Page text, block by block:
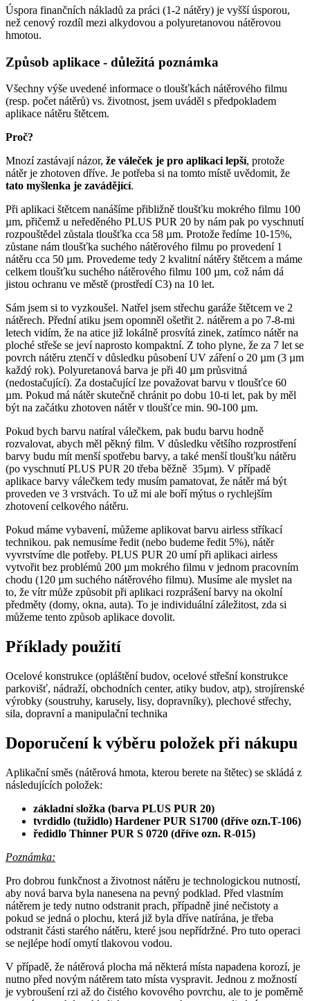
Úspora finančních nákladů za práci (1-2 nátěry) je vyšší úsporou,
než cenový rozdíl mezi alkydovou a polyuretanovou nátěrovou
hmotou.
Způsob aplikace - důležitá poznámka
Všechny výše uvedené informace o tloušťkách nátěrového filmu
(resp. počet nátěrů) vs. životnost, jsem uváděl s předpokladem
aplikace nátěru štětcem.
Proč?
Mnozí zastávají názor, že váleček je pro aplikaci lepší, protože
nátěr je zhotoven dříve. Je potřeba si na tomto místě uvědomit, že
tato myšlenka je zavádějící.
Při aplikaci štětcem nanášíme přibližně tloušťku mokrého filmu 100
µm, přičemž u neředěného PLUS PUR 20 by nám pak po vyschnutí
rozpouštědel zůstala tloušťka cca 58 µm. Protože ředíme 10-15%,
zůstane nám tloušťka suchého nátěrového filmu po provedení 1
nátěru cca 50 µm. Provedeme tedy 2 kvalitní nátěry štětcem a máme
celkem tloušťku suchého nátěrového filmu 100 µm, což nám dá
jistou ochranu ve městě (prostředí C3) na 10 let.
Sám jsem si to vyzkoušel. Natřel jsem střechu garáže štětcem ve 2
nátěrech. Přední atiku jsem opomněl ošetřit 2. nátěrem a po 7-8-mi
letech vidím, že na atice již lokálně prosvítá zinek, zatímco nátěr na
ploché střeše se jeví naprosto kompaktní. Z toho plyne, že za 7 let se
povrch nátěru ztenčí v důsledku působení UV záření o 20 µm (3 µm
každý rok). Polyuretanová barva je při 40 µm průsvitná
(nedostačující). Za dostačující lze považovat barvu v tloušťce 60
µm. Pokud má nátěr skutečně chránit po dobu 10-ti let, pak by měl
být na začátku zhotoven nátěr v tloušťce min. 90-100 µm.
Pokud bych barvu natíral válečkem, pak budu barvu hodně
rozvalovat, abych měl pěkný film. V důsledku většího rozprostření
barvy budu mít menší spotřebu barvy, a také menší tloušťku nátěru
(po vyschnutí PLUS PUR 20 třeba běžně 35µm). V případě
aplikace barvy válečkem tedy musím pamatovat, že nátěr má být
proveden ve 3 vrstvách. To už mi ale boří mýtus o rychlejším
zhotovení celkového nátěru.
Pokud máme vybavení, můžeme aplikovat barvu airless stříkací
technikou. pak nemusíme ředit (nebo budeme ředit 5%), nátěr
vyvrstvíme dle potřeby. PLUS PUR 20 umí při aplikaci airless
vytvořit bez problémů 200 µm mokrého filmu v jednom pracovním
chodu (120 µm suchého nátěrového filmu). Musíme ale myslet na
to, že vítr může způsobit při aplikaci rozprášení barvy na okolní
předměty (domy, okna, auta). To je individuální záležitost, zda si
můžeme tento způsob aplikace dovolit.
Příklady použití
Ocelové konstrukce (opláštění budov, ocelové střešní konstrukce
parkovišť, nádraží, obchodních center, atiky budov, atp), strojírenské
výrobky (soustruhy, karusely, lisy, dopravníky), plechové střechy,
sila, dopravní a manipulační technika
Doporučení k výběru položek při nákupu
Aplikační směs (nátěrová hmota, kterou berete na štětec) se skládá z
následujících položek:
základní složka (barva PLUS PUR 20)
tvrdidlo (tužidlo) Hardener PUR S1700 (dříve ozn.T-106)
ředidlo Thinner PUR S 0720 (dříve ozn. R-015)
Poznámka:
Pro dobrou funkčnost a životnost nátěru je technologickou nutností,
aby nová barva byla nanesena na pevný podklad. Před vlastním
nátěrem je tedy nutno odstranit prach, případně jiné nečistoty a
pokud se jedná o plochu, která již byla dříve natírána, je třeba
odstranit části starého nátěru, které jsou nepřídržné. Pro tuto operaci
se nejlépe hodí omytí tlakovou vodou.
V případě, že nátěrová plocha má některá místa napadena korozí, je
nutno před novým nátěrem tato místa vyspravit. Jednou z možností
je vybroušení rzi až do čistého kovového povrchu, ale to je poměrně